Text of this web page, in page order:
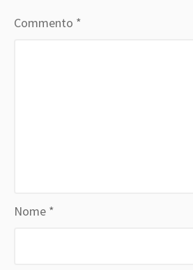
Commento *
Nome *